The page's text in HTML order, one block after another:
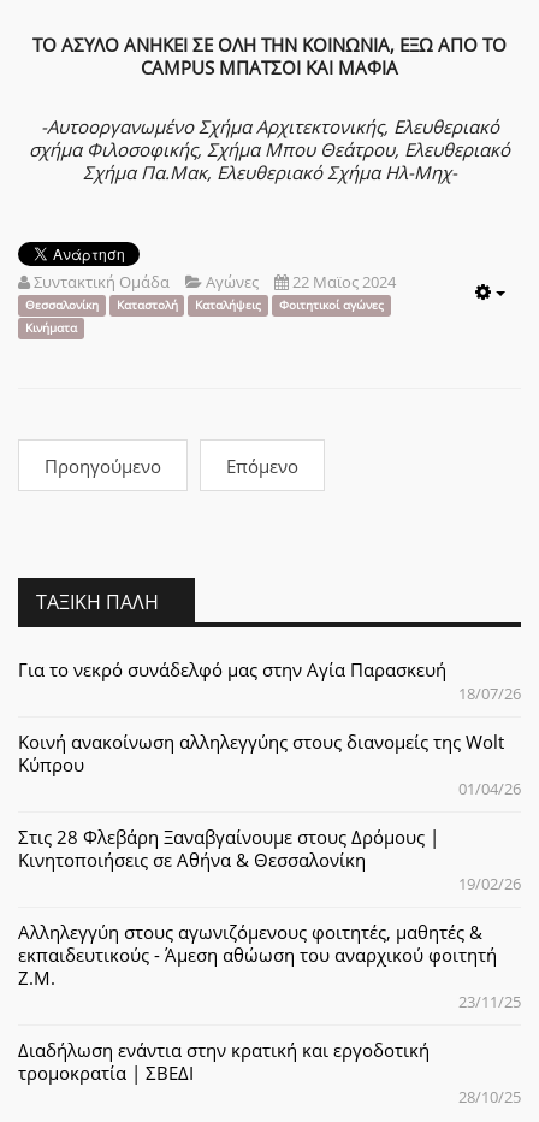
ΤΟ ΑΣΥΛΟ ΑΝΗΚΕΙ ΣΕ ΟΛΗ ΤΗΝ ΚΟΙΝΩΝΙΑ, ΕΞΩ ΑΠΟ ΤΟ
CAMPUS ΜΠΑΤΣΟΙ ΚΑΙ ΜΑΦΙΑ
-Αυτοοργανωμένο Σχήμα Αρχιτεκτονικής, Ελευθεριακό
σχήμα Φιλοσοφικής, Σχήμα Μπου Θεάτρου, Ελευθεριακό
Σχήμα Πα.Μακ, Ελευθεριακό Σχήμα Ηλ-Μηχ-
Συντακτική Ομάδα Αγώνες 22 Μαϊος 2024
Θεσσαλονίκη Καταστολή Καταλήψεις
Φοιτητικοί αγώνες
Κινήματα
Προηγούμενο Επόμενο
ΤΑΞΙΚΉ ΠΆΛΗ
Για το νεκρό συνάδελφό μας στην Αγία Παρασκευή
18/07/26
Κοινή ανακοίνωση αλληλεγγύης στους διανομείς της Wolt
Κύπρου
01/04/26
Στις 28 Φλεβάρη Ξαναβγαίνουμε στους Δρόμους |
Κινητοποιήσεις σε Αθήνα & Θεσσαλονίκη
19/02/26
Αλληλεγγύη στους αγωνιζόμενους φοιτητές, μαθητές &
εκπαιδευτικούς - Άμεση αθώωση του αναρχικού φοιτητή
Ζ.Μ.
23/11/25
Διαδήλωση ενάντια στην κρατική και εργοδοτική
τρομοκρατία | ΣΒΕΔΙ
28/10/25